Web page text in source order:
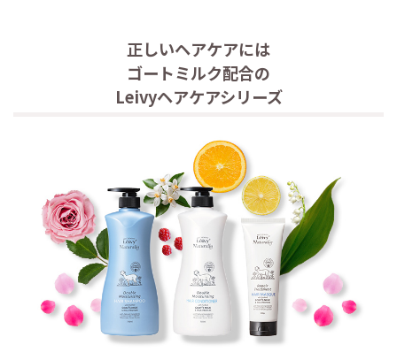
正しいヘアケアには
ゴートミルク配合の
Leivyヘアケアシリーズ